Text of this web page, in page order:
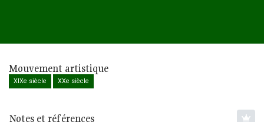
Mouvement artistique
XIXe siècle XXe siècle
Notes et références